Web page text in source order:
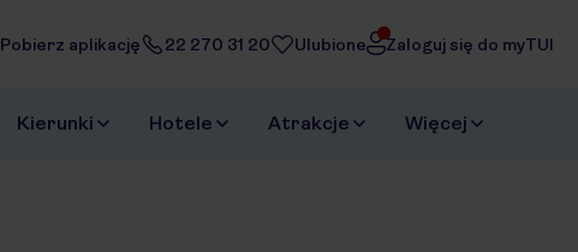
Pobierz aplikację 22 270 31 20 Ulubione Zaloguj się do myTUI
Kierunki Hotele Atrakcje Więcej